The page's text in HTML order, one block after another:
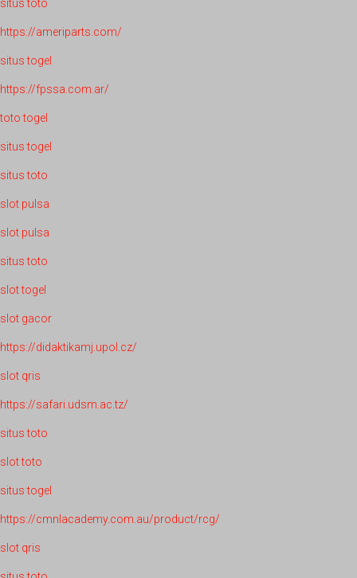
situs toto
https://ameriparts.com/
situs togel
https://fpssa.com.ar/
toto togel
situs togel
situs toto
slot pulsa
slot pulsa
situs toto
slot togel
slot gacor
https://didaktikamj.upol.cz/
slot qris
https://safari.udsm.ac.tz/
situs toto
slot toto
situs togel
https://cmnlacademy.com.au/product/rcg/
slot qris